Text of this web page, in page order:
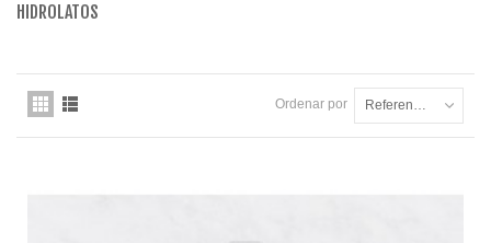
HIDROLATOS
Ordenar por Referencia: la más baja primero